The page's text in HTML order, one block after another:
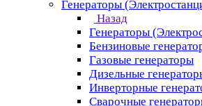
Генераторы
Назад
Генераторы
Бензиновые
Газовые генераторы
Дизельные
Инверторные
Сварочные